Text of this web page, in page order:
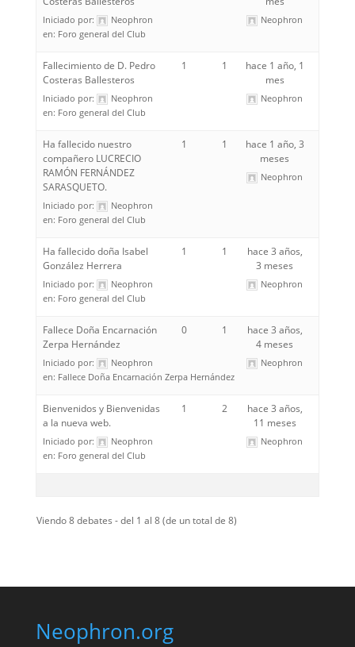
Iniciado por:
Neophron
en: Foro general del Club
Neophron
Fallecimiento de D. Pedro
Costeras Ballesteros
Iniciado por:
Neophron
en: Foro general del Club
1 1
hace 1 año, 1
mes
Neophron
Ha fallecido nuestro
compañero LUCRECIO
RAMÓN FERNÁNDEZ
SARASQUETO.
Iniciado por:
Neophron
en: Foro general del Club
1 1
hace 1 año, 3
meses
Neophron
Ha fallecido doña Isabel
González Herrera
Iniciado por:
Neophron
en: Foro general del Club
1 1
hace 3 años,
3 meses
Neophron
Fallece Doña Encarnación
Zerpa Hernández
Iniciado por:
Neophron
en: Fallece Doña Encarnación Zerpa Hernández
0 1
hace 3 años,
4 meses
Neophron
Bienvenidos y Bienvenidas
a la nueva web.
Iniciado por:
Neophron
en: Foro general del Club
1 2
hace 3 años,
11 meses
Neophron
Viendo 8 debates - del 1 al 8 (de un total de 8)
Neophron.org